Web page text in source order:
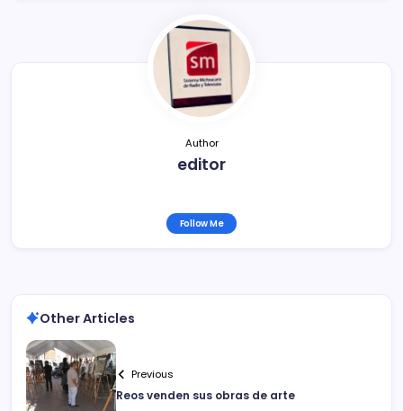
p
ar
tir
Author
editor
Follow Me
Other Articles
Previous
Reos venden sus obras de arte